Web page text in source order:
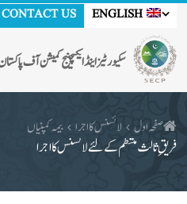
CONTACT US ENGLISH
سکیورٹیز اینڈ ایکسچینج کمیشن آف پاکستان
صفحہ اول لائسنس کا اجرا بیمہ کمپنیاں
فریقِ ثالث منتظم کے لئے لائسنس کا اجرا